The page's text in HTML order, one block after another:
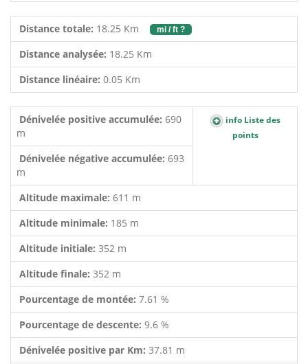
Distance totale: 18.25 Km mi / ft ?
Distance analysée: 18.25 Km
Distance linéaire: 0.05 Km
Dénivelée positive accumulée: 690
m
info Liste des
points
Dénivelée négative accumulée: 693
m
Altitude maximale: 611 m
Altitude minimale: 185 m
Altitude initiale: 352 m
Altitude finale: 352 m
Pourcentage de montée: 7.61 %
Pourcentage de descente: 9.6 %
Dénivelée positive par Km: 37.81 m